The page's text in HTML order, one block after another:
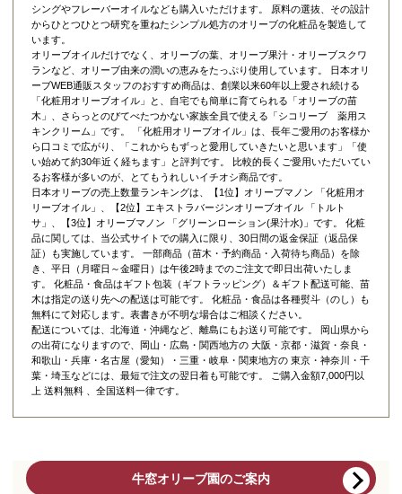
シングやフレーバーオイルなども購入いただけます。 原料の選抜、その設計
からひとつひとつ研究を重ねたシンプル処方のオリーブの化粧品を製造して
います。
オリーブオイルだけでなく、オリーブの葉、オリーブ果汁・オリーブスクワ
ランなど、オリーブ由来の潤いの恵みをたっぷり使用しています。 日本オリ
ーブWEB通販スタッフのおすすめ商品は、創業以来60年以上愛され続ける
「化粧用オリーブオイル 」と、自宅でも簡単に育てられる「オリーブの苗
木 」、さらっとのびてべたつかない家族全員で使える「シコリーブ 薬用ス
キンクリーム 」です。 「化粧用オリーブオイル」は、長年ご愛用のお客様か
ら口コミで広がり、「これからもずっと愛用していきたいと思います」「使
い始めて約30年近く経ちます」と評判です。 比較的長くご愛用いただいてい
るお客様が多いのが、とてもうれしいイチオシ商品です。
日本オリーブの売上数量ランキングは、【1位】オリーブマノン 「化粧用オ
リーブオイル 」、【2位】 エキストラバージンオリーブオイル 「トルト
サ」
、【3位】 オリーブマノン 「グリーンローション(果汁水)」 です。 化粧
品に関しては、当公式サイトでの購入に限り、 30日間の返金保証（返品保
証）
も実施しています。 一部商品（苗木・予約商品・入荷待ち商品）を除
き、平日（月曜日～金曜日）は午後2時までのご注文で即日出荷いたしま
す。 化粧品・食品はギフト包装（ギフトラッピング）＆ギフト配送可能、苗
木は指定の送り先への配送は可能です。 化粧品・食品は各種熨斗（のし）も
無料にて対応します。表書きが不明な場合はご相談ください。
配送については、北海道・沖縄など、離島にもお送り可能です。 岡山県から
の出荷になりますので、岡山・広島・関西地方の 大阪・京都・滋賀・奈良・
和歌山・兵庫・名古屋（愛知）・三重・岐阜・関東地方の 東京・神奈川・千
葉・埼玉などには、最短で注文の翌日着も可能です。 ご購入金額7,000円以
上 送料無料 、全国送料一律です。
牛窓オリーブ園のご案内